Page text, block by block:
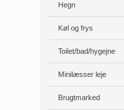
Hegn
Køl og frys
Toilet/bad/hygejne
Minilæsser leje
Brugtmarked